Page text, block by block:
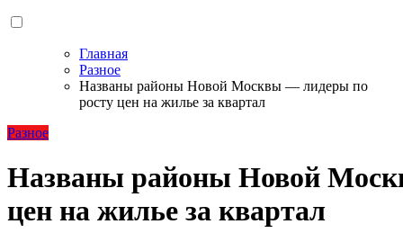
Главная
Разное
Названы районы Новой Москвы — лидеры по
росту цен на жилье за квартал
Разное
Названы районы Новой
цен на жилье за квартал